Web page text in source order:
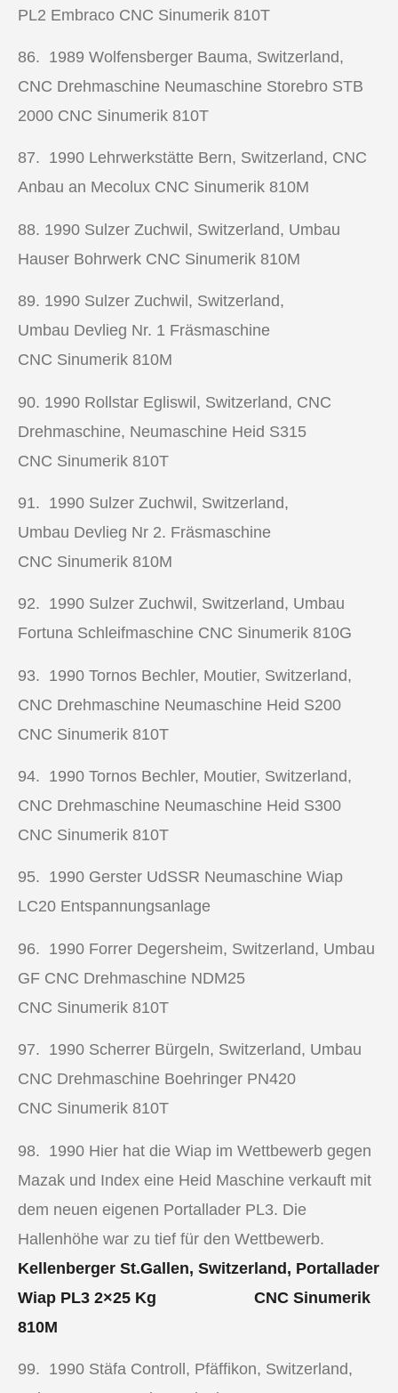
PL2 Embraco CNC Sinumerik 810T
86. 1989 Wolfensberger Bauma, Switzerland,
CNC Drehmaschine Neumaschine Storebro STB
2000 CNC Sinumerik 810T
87. 1990 Lehrwerkstätte Bern, Switzerland, CNC
Anbau an Mecolux CNC Sinumerik 810M
88. 1990 Sulzer Zuchwil, Switzerland, Umbau
Hauser Bohrwerk CNC Sinumerik 810M
89. 1990 Sulzer Zuchwil, Switzerland,
Umbau Devlieg Nr. 1 Fräsmaschine
CNC Sinumerik 810M
90. 1990 Rollstar Egliswil, Switzerland, CNC
Drehmaschine, Neumaschine Heid S315
CNC Sinumerik 810T
91. 1990 Sulzer Zuchwil, Switzerland,
Umbau Devlieg Nr 2. Fräsmaschine
CNC Sinumerik 810M
92. 1990 Sulzer Zuchwil, Switzerland, Umbau
Fortuna Schleifmaschine CNC Sinumerik 810G
93. 1990 Tornos Bechler, Moutier, Switzerland,
CNC Drehmaschine Neumaschine Heid S200
CNC Sinumerik 810T
94. 1990 Tornos Bechler, Moutier, Switzerland,
CNC Drehmaschine Neumaschine Heid S300
CNC Sinumerik 810T
95. 1990 Gerster UdSSR Neumaschine Wiap
LC20 Entspannungsanlage
96. 1990 Forrer Degersheim, Switzerland, Umbau
GF CNC Drehmaschine NDM25
CNC Sinumerik 810T
97. 1990 Scherrer Bürgeln, Switzerland, Umbau
CNC Drehmaschine Boehringer PN420
CNC Sinumerik 810T
98. 1990 Hier hat die Wiap im Wettbewerb gegen
Mazak und Index eine Heid Maschine verkauft mit
dem neuen eigenen Portallader PL3. Die
Hallenhöhe war zu tief für den Wettbewerb.
Kellenberger St.Gallen, Switzerland, Portallader
Wiap PL3 2×25 Kg CNC Sinumerik
810M
99. 1990 Stäfa Controll, Pfäffikon, Switzerland,